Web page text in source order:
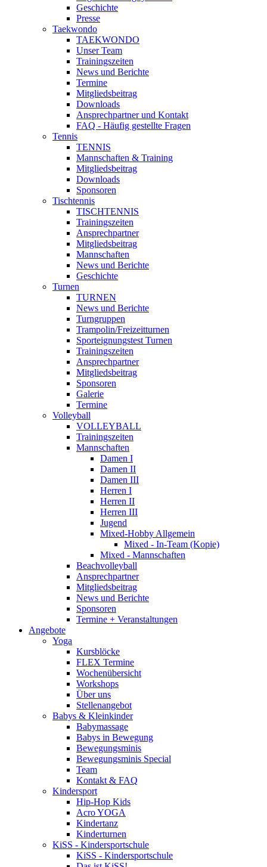
Geschichte
Presse
Taekwondo
TAEKWONDO
Unser Team
Trainingszeiten
News und Berichte
Termine
Mitgliedsbeitrag
Downloads
Ansprechpartner und Kontakt
FAQ - Häufig gestellte Fragen
Tennis
TENNIS
Mannschaften & Training
Mitgliedsbeitrag
Downloads
Sponsoren
Tischtennis
TISCHTENNIS
Trainingszeiten
Ansprechpartner
Mitgliedsbeitrag
Mannschaften
News und Berichte
Geschichte
Turnen
TURNEN
News und Berichte
Turngruppen
Trampolin/Freizeitturnen
Sporteignungstest Turnen
Trainingszeiten
Ansprechpartner
Mitgliedsbeitrag
Sponsoren
Galerie
Termine
Volleyball
VOLLEYBALL
Trainingszeiten
Mannschaften
Damen I
Damen II
Damen III
Herren I
Herren II
Herren III
Jugend
Mixed-Hobby Allgemein
Mixed - In-Team (Kopie)
Mixed - Mannschaften
Beachvolleyball
Ansprechpartner
Mitgliedsbeitrag
News und Berichte
Sponsoren
Termine + Veranstaltungen
Angebote
Yoga
Kursblöcke
FLEX Termine
Wochenübersicht
Workshops
Über uns
Stellenangebot
Babys & Kleinkinder
Babymassage
Babys in Bewegung
Bewegungsminis
Bewegungsminis Special
Team
Kontakt & FAQ
Kindersport
Hip-Hop Kids
Acro YOGA
Kindertanz
Kinderturnen
KiSS - Kindersportschule
KiSS - Kindersportschule